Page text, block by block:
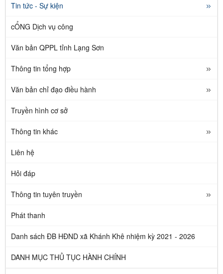
Tin tức - Sự kiện
cỔNG Dịch vụ công
Văn bản QPPL tỉnh Lạng Sơn
Thông tin tổng hợp
Văn bản chỉ đạo điều hành
Truyền hình cơ sở
Thông tin khác
Liên hệ
Hỏi đáp
Thông tin tuyên truyền
Phát thanh
Danh sách ĐB HĐND xã Khánh Khê nhiệm kỳ 2021 - 2026
DANH MỤC THỦ TỤC HÀNH CHÍNH